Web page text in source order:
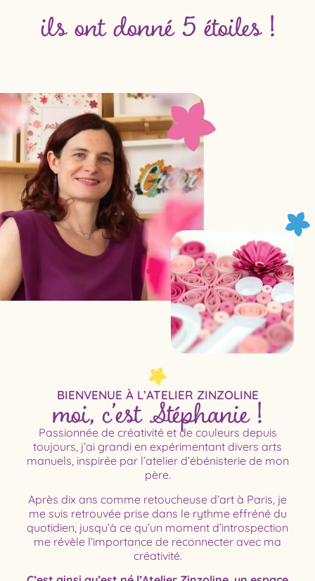
ils ont donné 5 étoiles !
BIENVENUE À L’ATELIER ZINZOLINE
moi, c’est Stéphanie !
Passionnée de créativité et de couleurs depuis
toujours, j’ai grandi en expérimentant divers arts
manuels, inspirée par l’atelier d’ébénisterie de mon
père.
Après dix ans comme retoucheuse d’art à Paris, je
me suis retrouvée prise dans le rythme effréné du
quotidien, jusqu’à ce qu’un moment d’introspection
me révèle l’importance de reconnecter avec ma
créativité.